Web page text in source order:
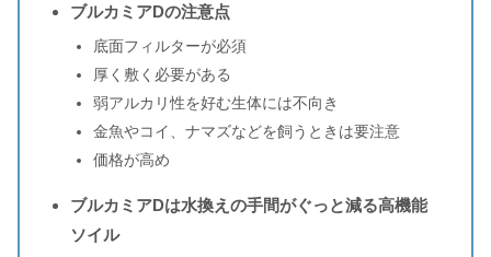
ブルカミアDの注意点
底面フィルターが必須
厚く敷く必要がある
弱アルカリ性を好む生体には不向き
金魚やコイ、ナマズなどを飼うときは要注意
価格が高め
ブルカミアDは水換えの手間がぐっと減る高機能
ソイル